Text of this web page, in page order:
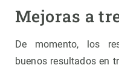
Mejoras a
De momento, los
buenos resultados en